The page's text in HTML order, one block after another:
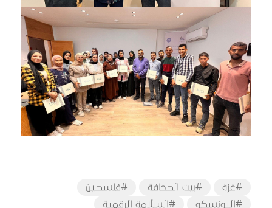
#غزة #بيت الصحافة
#فلسطين
#اليونسكو
#السلامة الرقمية